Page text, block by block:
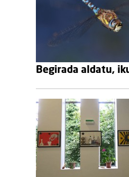
Begirada aldatu,